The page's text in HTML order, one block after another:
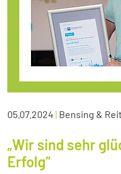
05.07.2024 | Bensing &
„Wir sind sehr
Erfolg“